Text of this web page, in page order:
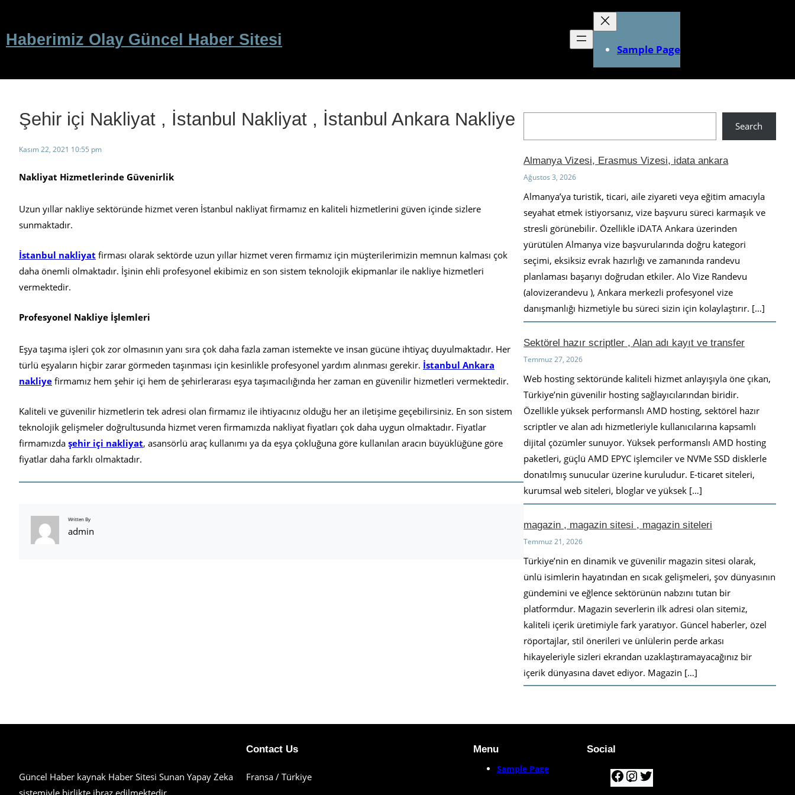
Haberimiz Olay Güncel Haber Sitesi
Sample Page
Şehir içi Nakliyat , İstanbul Nakliyat , İstanbul Ankara Nakliye
Kasım 22, 2021 10:55 pm
Nakliyat Hizmetlerinde Güvenirlik
Uzun yıllar nakliye sektöründe hizmet veren İstanbul nakliyat firmamız en kaliteli hizmetlerini güven içinde sizlere
sunmaktadır.
İstanbul nakliyat firması olarak sektörde uzun yıllar hizmet veren firmamız için müşterilerimizin memnun kalması çok
daha önemli olmaktadır. İşinin ehli profesyonel ekibimiz en son sistem teknolojik ekipmanlar ile nakliye hizmetleri
vermektedir.
Profesyonel Nakliye İşlemleri
Eşya taşıma işleri çok zor olmasının yanı sıra çok daha fazla zaman istemekte ve insan gücüne ihtiyaç duyulmaktadır. Her
türlü eşyaların hiçbir zarar görmeden taşınması için kesinlikle profesyonel yardım alınması gerekir. İstanbul Ankara
nakliyefirmamız hem şehir içi hem de şehirlerarası eşya taşımacılığında her zaman en güvenilir hizmetleri vermektedir.
Kaliteli ve güvenilir hizmetlerin tek adresi olan firmamız ile ihtiyacınız olduğu her an iletişime geçebilirsiniz. En son sistem
teknolojik gelişmeler doğrultusunda hizmet veren firmamızda nakliyat fiyatları çok daha uygun olmaktadır. Fiyatlar
firmamızdaşehir içi nakliyat, asansörlü araç kullanımı ya da eşya çokluğuna göre kullanılan aracın büyüklüğüne göre
fiyatlar daha farklı olmaktadır.
Written By
admin
Search
Almanya Vizesi, Erasmus Vizesi, idata ankara
Ağustos 3, 2026
Almanya’ya turistik, ticari, aile ziyareti veya eğitim amacıyla
seyahat etmek istiyorsanız, vize başvuru süreci karmaşık ve
stresli görünebilir. Özellikle iDATA Ankara üzerinden
yürütülen Almanya vize başvurularında doğru kategori
seçimi, eksiksiz evrak hazırlığı ve zamanında randevu
planlaması başarıyı doğrudan etkiler. Alo Vize Randevu
(alovizerandevu ), Ankara merkezli profesyonel vize
danışmanlığı hizmetiyle bu süreci sizin için kolaylaştırır. […]
Sektörel hazır scriptler , Alan adı kayıt ve transfer
Temmuz 27, 2026
Web hosting sektöründe kaliteli hizmet anlayışıyla öne çıkan,
Türkiye’nin güvenilir hosting sağlayıcılarından biridir.
Özellikle yüksek performanslı AMD hosting, sektörel hazır
scriptler ve alan adı hizmetleriyle kullanıcılarına kapsamlı
dijital çözümler sunuyor. Yüksek performanslı AMD hosting
paketleri, güçlü AMD EPYC işlemciler ve NVMe SSD disklerle
donatılmış sunucular üzerine kuruludur. E-ticaret siteleri,
kurumsal web siteleri, bloglar ve yüksek […]
magazin , magazin sitesi , magazin siteleri
Temmuz 21, 2026
Türkiye’nin en dinamik ve güvenilir magazin sitesi olarak,
ünlü isimlerin hayatından en sıcak gelişmeleri, şov dünyasının
gündemini ve eğlence sektörünün nabzını tutan bir
platformdur. Magazin severlerin ilk adresi olan sitemiz,
kaliteli içerik üretimiyle fark yaratıyor. Güncel haberler, özel
röportajlar, stil önerileri ve ünlülerin perde arkası
hikayeleriyle sizleri ekrandan uzaklaştıramayacağınız bir
içerik dünyasına davet ediyor. Magazin […]
Güncel Haber kaynak Haber Sitesi Sunan Yapay Zeka
Contact Us
Fransa / Türkiye
Menu
Sample Page
Social
F
a
n
w